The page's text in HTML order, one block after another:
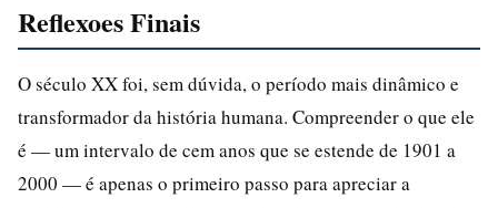
Reflexoes Finais
O século XX foi, sem dúvida, o período mais dinâmico e
transformador da história humana. Compreender o que ele
é — um intervalo de cem anos que se estende de 1901 a
2000 — é apenas o primeiro passo para apreciar a